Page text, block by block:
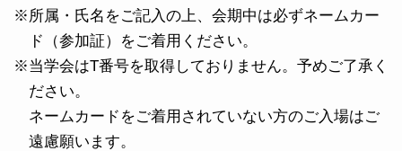
※所属・氏名をご記入の上、会期中は必ずネームカー
ド（参加証）をご着用ください。
※当学会はT番号を取得しておりません。予めご了承く
ださい。
ネームカードをご着用されていない方のご入場はご
遠慮願います。